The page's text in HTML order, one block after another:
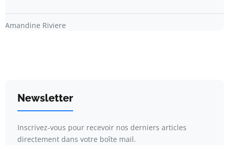
Amandine Riviere
Newsletter
Inscrivez-vous pour recevoir nos derniers articles
directement dans votre boîte mail.